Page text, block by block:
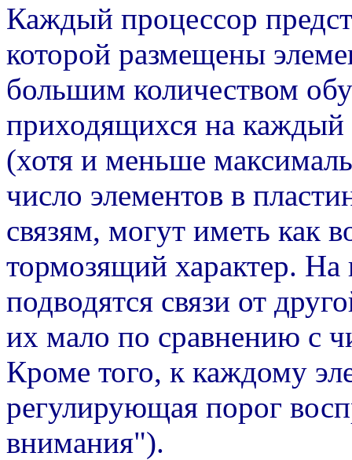
Каждый процессор
которой размещены
большим количеством
приходящихся на каждый
(хотя и меньше
число элементов в
связям, могут иметь как
тормозящий характер. На
подводятся связи от
их мало по сравнению с
Кроме того, к каждому
регулирующая порог
внимания").